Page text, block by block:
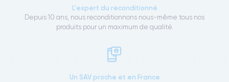
L'expert du reconditionné
Depuis 10 ans, nous reconditionnons nous-même tous nos
produits pour un maximum de qualité.
Un SAV proche et en France